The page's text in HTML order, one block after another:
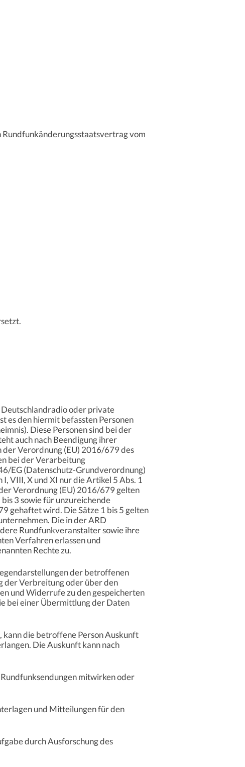
vom
Deutschlandradio oder private
es den hiermit befassten Personen
Diese Personen sind bei der
auch nach Beendigung ihrer
Verordnung (EU) 2016/679 des
bei der Verarbeitung
EG (Datenschutz-Grundverordnung)
VIII, X und XI nur die Artikel 5 Abs. 1
Verordnung (EU) 2016/679 gelten
3 sowie für unzureichende
gehaftet wird. Die Sätze 1 bis 5 gelten
Die in der ARD
Rundfunkveranstalter sowie ihre
Verfahren erlassen und
Rechte zu.
der betroffenen
der Verbreitung oder über den
und Widerrufe zu den gespeicherten
bei einer Übermittlung der Daten
die betroffene Person Auskunft
Die Auskunft kann nach
mitwirken oder
und Mitteilungen für den
durch Ausforschung des